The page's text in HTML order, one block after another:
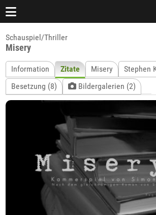
Schauspiel/Thriller
Misery
Information Zitate Misery Stephen
Besetzung (8)
Bildergalerien (2)